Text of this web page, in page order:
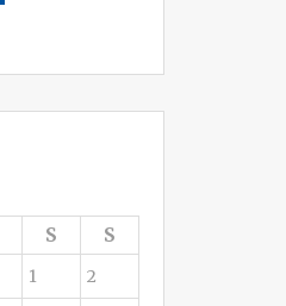
S S
1 2